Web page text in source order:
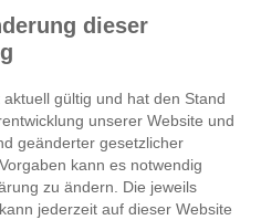
dieser
gültig und hat den Stand
unserer Website und
geänderter gesetzlicher
kann es notwendig
zu ändern. Die jeweils
jederzeit auf dieser Website